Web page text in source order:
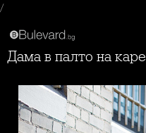
/
Дама в палто на каре